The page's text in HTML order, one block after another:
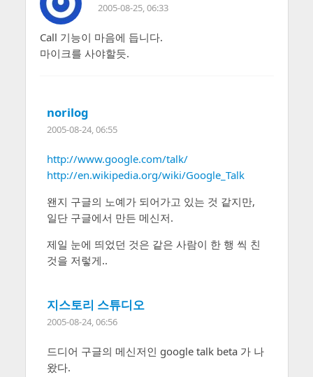
2005-08-25, 06:33
Call 기능이 마음에 듭니다.
마이크를 사야할듯.
norilog
2005-08-24, 06:55
http://www.google.com/talk/
http://en.wikipedia.org/wiki/Google_Talk
왠지 구글의 노예가 되어가고 있는 것 같지만,
일단 구글에서 만든 메신저.
제일 눈에 띄었던 것은 같은 사람이 한 행 씩 친
것을 저렇게..
지스토리 스튜디오
2005-08-24, 06:56
드디어 구글의 메신저인 google talk beta 가 나
왔다.